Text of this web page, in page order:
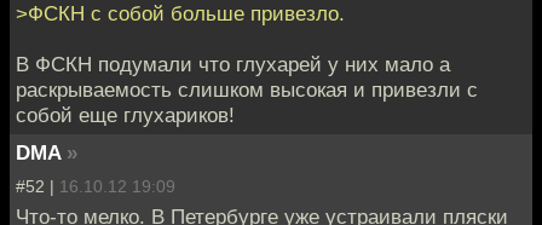
>ФСКН с собой больше привезло.
В ФСКН подумали что глухарей у них мало а
раскрываемость слишком высокая и привезли с
собой еще глухариков!
DMA »
#52 | 16.10.12 19:09
Что-то мелко. В Петербурге уже устраивали пляски